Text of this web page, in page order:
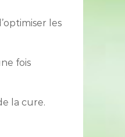
les
fois
la cure.